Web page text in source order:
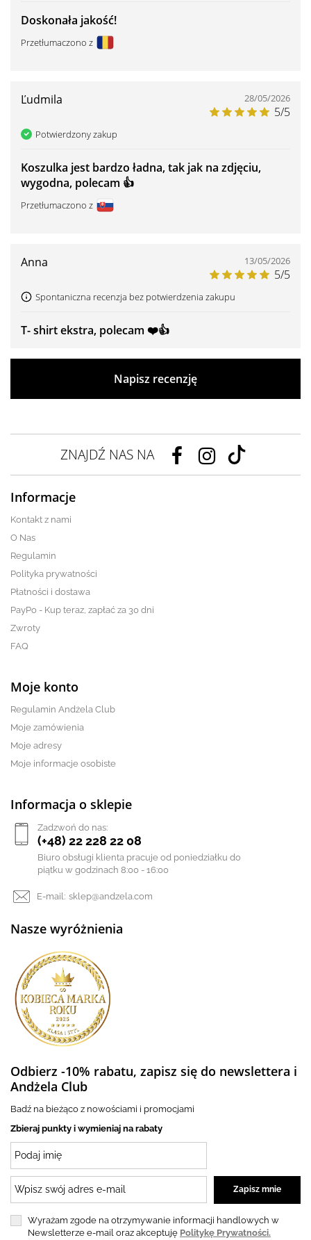
Doskonała jakość!
Przetłumaczono z
Ľudmila 28/05/2026
5/5
Potwierdzony zakup
Koszulka jest bardzo ładna, tak jak na zdjęciu,
wygodna, polecam 👍 ️
Przetłumaczono z
Anna 13/05/2026
5/5
Spontaniczna recenzja bez potwierdzenia zakupu
T- shirt ekstra, polecam ❤️👍️
Napisz recenzję
ZNAJDŹ NAS NA
Informacje
Kontakt z nami
O Nas
Regulamin
Polityka prywatności
Płatności i dostawa
PayPo - Kup teraz, zapłać za 30 dni
Zwroty
FAQ
Moje konto
Regulamin Andżela Club
Moje zamówienia
Moje adresy
Moje informacje osobiste
Informacja o sklepie
Zadzwoń do nas:
(+48) 22 228 22 08
Biuro obsługi klienta pracuje od poniedziałku do
piątku w godzinach 8:00 - 16:00
E-mail: sklep@andzela.com
Nasze wyróżnienia
Odbierz -10% rabatu, zapisz się do newslettera i
Andżela Club
Badź na bieżąco z nowościami i promocjami
Zbieraj punkty i wymieniaj na rabaty
Wyrażam zgode na otrzymywanie informacji handlowych w
Newsletterze e-mail oraz akceptuję Politykę Prywatności.